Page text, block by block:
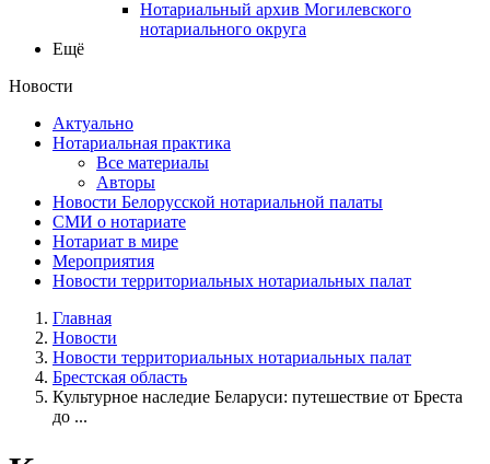
Нотариальный архив Могилевского
нотариального округа
Ещё
Новости
Актуально
Нотариальная практика
Все материалы
Авторы
Новости Белорусской нотариальной палаты
СМИ о нотариате
Нотариат в мире
Мероприятия
Новости территориальных нотариальных палат
Главная
Новости
Новости территориальных нотариальных палат
Брестская область
Культурное наследие Беларуси: путешествие от Бреста
до ...